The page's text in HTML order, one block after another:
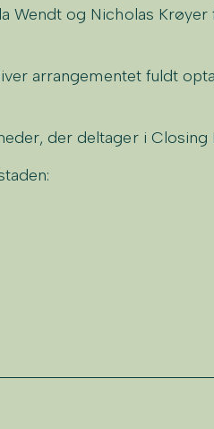
Wendt og Nicholas Krøyer
arrangementet fuldt
der deltager i Closing